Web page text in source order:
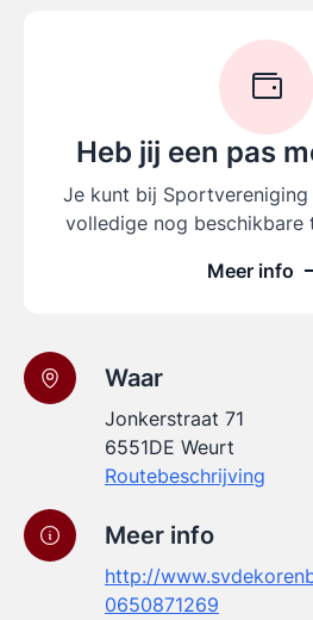
Heb jij een pas
Je kunt bij Sportvereniging
volledige nog beschikbare
Meer info
Waar
Jonkerstraat 71
6551DE Weurt
Routebeschrijving
Meer info
http://
0650871269